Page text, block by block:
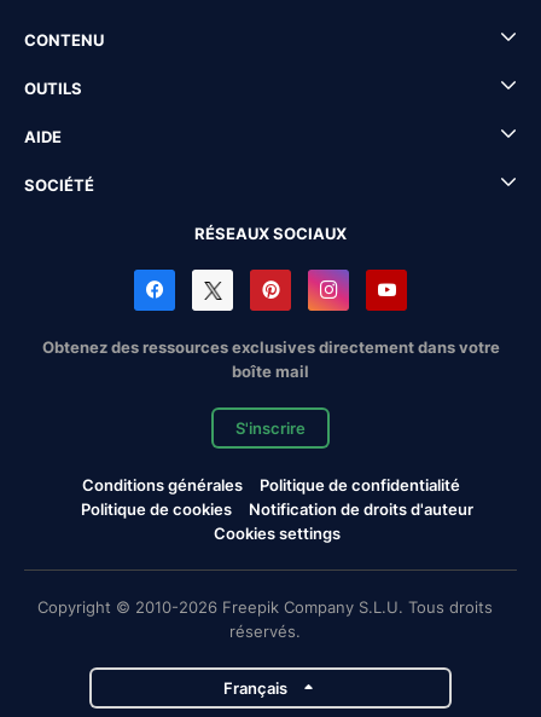
CONTENU
OUTILS
AIDE
SOCIÉTÉ
RÉSEAUX SOCIAUX
Obtenez des ressources exclusives directement dans votre
boîte mail
S'inscrire
Conditions générales
Politique de confidentialité
Politique de cookies
Notification de droits d'auteur
Cookies settings
Copyright © 2010-2026 Freepik Company S.L.U. Tous droits
réservés.
Français